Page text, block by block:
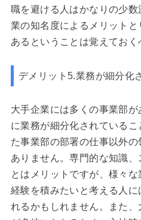
職を避ける人はかなりの少
業の知名度によるメリット
あるということは覚えておく
デメリット5.業務が細分化
大手企業には多くの事業部
に業務が細分化されている
た事業部の部署の仕事以外
ありません。専門的な知識
とはメリットですが、様々
経験を積みたいと考える人
れるかもしれません。また